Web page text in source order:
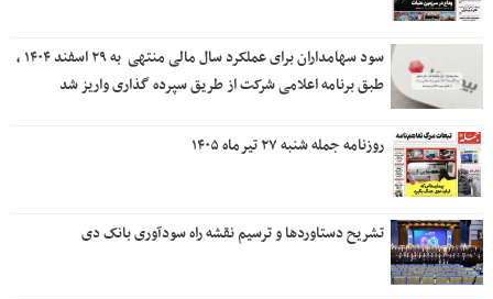
سود سهامداران برای عملکرد سال مالی منتهی ‌ به ۲۹ اسفند ۱۴۰۴ ،
طبق برنامه اعلامی شرکت از طریق سپرده گذاری واریز شد
روزنامه جمله شنبه ۲۷ تیرماه ۱۴۰۵
تشریح دستاوردها و ترسیم نقشه راه سودآوری بانک دی